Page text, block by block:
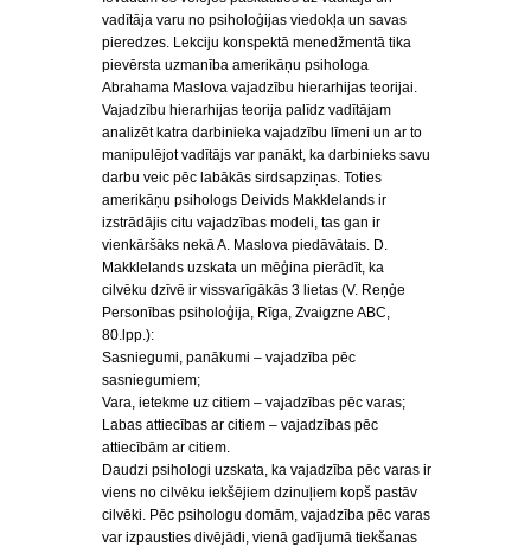
vadītāja varu no psiholoģijas viedokļa un savas
pieredzes. Lekciju konspektā menedžmentā tika
pievērsta uzmanība amerikāņu psihologa
Abrahama Maslova vajadzību hierarhijas teorijai.
Vajadzību hierarhijas teorija palīdz vadītājam
analizēt katra darbinieka vajadzību līmeni un ar to
manipulējot vadītājs var panākt, ka darbinieks savu
darbu veic pēc labākās sirdsapziņas. Toties
amerikāņu psihologs Deivids Makklelands ir
izstrādājis citu vajadzības modeli, tas gan ir
vienkāršāks nekā A. Maslova piedāvātais. D.
Makklelands uzskata un mēģina pierādīt, ka
cilvēku dzīvē ir vissvarīgākās 3 lietas (V. Reņģe
Personības psiholoģija, Rīga, Zvaigzne ABC,
80.lpp.):
Sasniegumi, panākumi – vajadzība pēc
sasniegumiem;
Vara, ietekme uz citiem – vajadzības pēc varas;
Labas attiecības ar citiem – vajadzības pēc
attiecībām ar citiem.
Daudzi psihologi uzskata, ka vajadzība pēc varas ir
viens no cilvēku iekšējiem dzinuļiem kopš pastāv
cilvēki. Pēc psihologu domām, vajadzība pēc varas
var izpausties divējādi, vienā gadījumā tiekšanas